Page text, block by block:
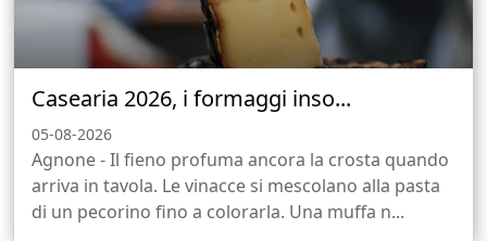
Casearia 2026, i formaggi inso...
05-08-2026
Agnone - Il fieno profuma ancora la crosta quando
arriva in tavola. Le vinacce si mescolano alla pasta
di un pecorino fino a colorarla. Una muffa n...